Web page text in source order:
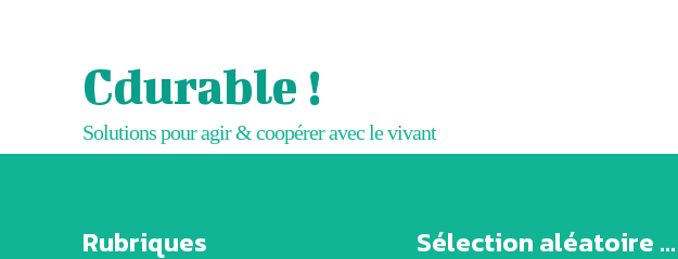
Cdurable !
Solutions pour agir & coopérer avec le vivant
Rubriques Sélection aléatoire ...